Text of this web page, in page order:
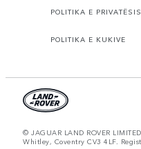
POLITIKA E
POLITIKA E KUKIVE
© JAGUAR LAND ROVER
Whitley, Coventry CV3 4LF.